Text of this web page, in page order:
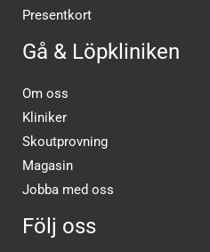
Presentkort
Gå & Löpkliniken
Om oss
Kliniker
Skoutprovning
Magasin
Jobba med oss
Följ oss